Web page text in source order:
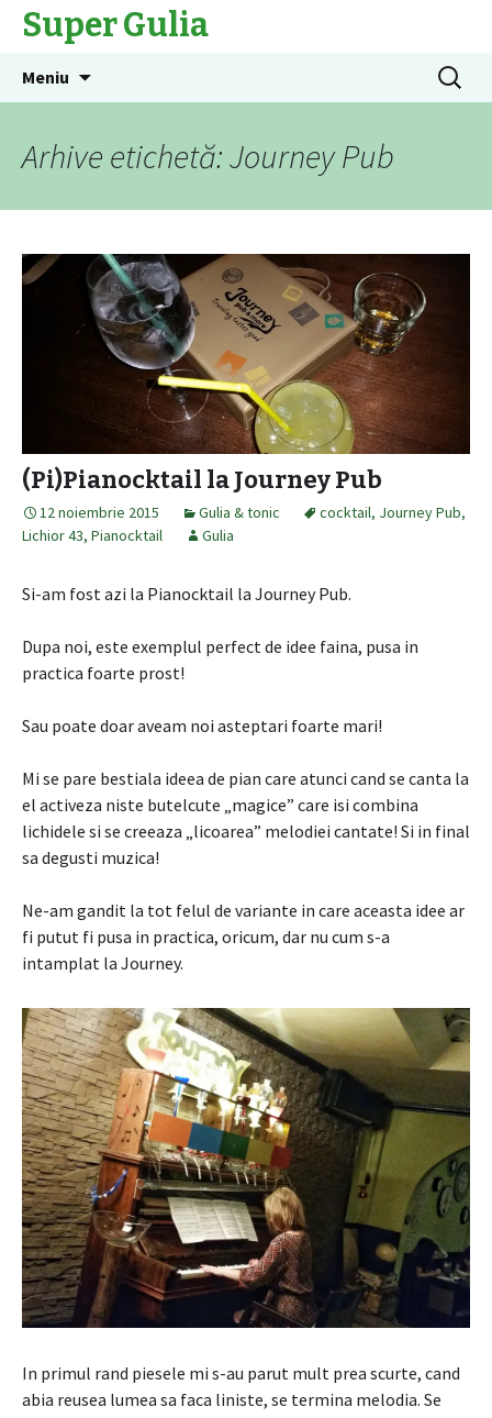
Super Gulia
Meniu
Caută
după:
Arhive etichetă: Journey Pub
(Pi)Pianocktail la Journey Pub
12 noiembrie 2015 Gulia & tonic cocktail, Journey Pub,
Lichior 43, Pianocktail Gulia
Si-am fost azi la Pianocktail la Journey Pub.
Dupa noi, este exemplul perfect de idee faina, pusa in
practica foarte prost!
Sau poate doar aveam noi asteptari foarte mari!
Mi se pare bestiala ideea de pian care atunci cand se canta la
el activeza niste butelcute „magice” care isi combina
lichidele si se creeaza „licoarea” melodiei cantate! Si in final
sa degusti muzica!
Ne-am gandit la tot felul de variante in care aceasta idee ar
fi putut fi pusa in practica, oricum, dar nu cum s-a
intamplat la Journey.
In primul rand piesele mi s-au parut mult prea scurte, cand
abia reusea lumea sa faca liniste, se termina melodia. Se